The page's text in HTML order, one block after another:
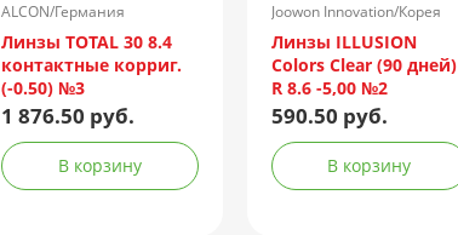
ALCON/Германия
Линзы TOTAL 30 8.4
контактные корриг.
(-0.50) №3
1 876.50 руб.
В корзину
Joowon Innovation/Корея
Линзы ILLUSION
Colors Clear (90 дней)
R 8.6 -5,00 №2
590.50 руб.
В корзину